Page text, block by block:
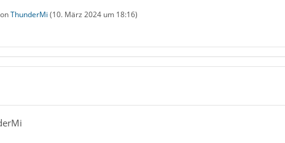
ThunderMi (10. März 2024 um 18:16)